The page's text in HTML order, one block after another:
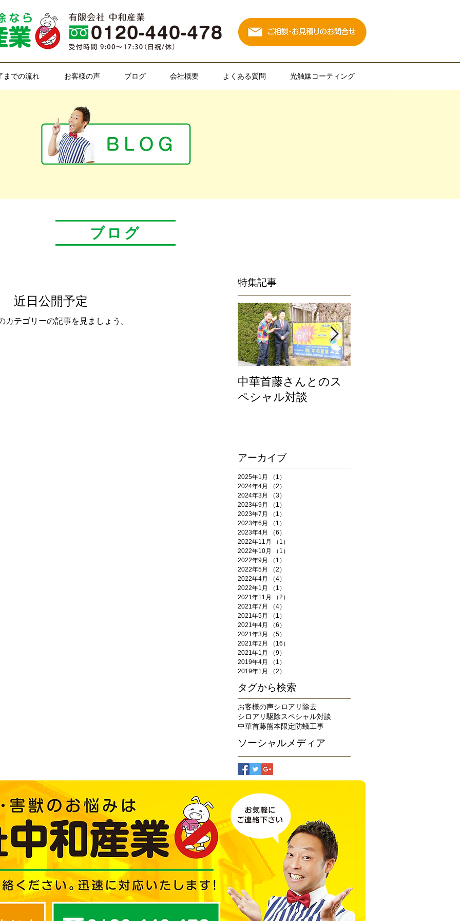
までの流れ お客様の声 ブログ 会社概要 よくある質問 光触媒コーティング
ブログ
近日公開予定
カテゴリーの記事を見ましょう。
特集記事
中華首藤さんとのス
ペシャル対談
アーカイブ
2025年1月 （1）
2024年4月
（2）
2024年3月
（3）
2023年9月
（1）
2023年7月
（1）
2023年6月
（1）
2023年4月
（6）
2022年11月
（1）
2022年10月
（1）
2022年9月
（1）
2022年5月
（2）
2022年4月
（4）
2022年1月
（1）
2021年11月
（2）
2021年7月
（4）
2021年5月
（1）
2021年4月
（6）
2021年3月
（5）
2021年2月
（16）
2021年1月
（9）
2019年4月
（1）
2019年1月
（2）
タグから検索
お客様の声シロアリ除去
シロアリ駆除スペシャル対談
中華首藤熊本限定防蟻工事
ソーシャルメディア